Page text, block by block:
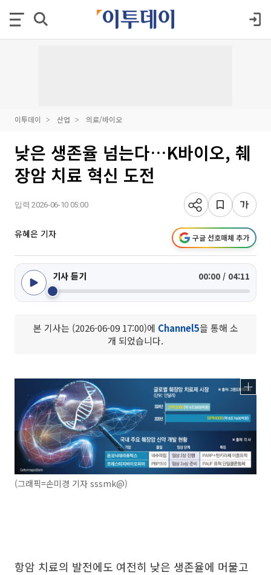
이투데이 산업 의료/바이오
낮은 생존율 넘는다…K바이오, 췌
장암 치료 혁신 도전
입력 2026-06-10 05:00
유혜은 기자 구글 선호매체 추가
기사 듣기 00:00 / 04:11
본 기사는 (2026-06-09 17:00)에 Channel5을 통해 소
개 되었습니다.
(그래픽=손미경 기자 sssmk@)
항암 치료의 발전에도 여전히 낮은 생존율에 머물고